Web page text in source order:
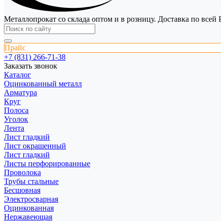
Металлопрокат со склада оптом и в розницу. Доставка по всей
Прайс
+7 (831) 266-71-38
Заказать звонок
Каталог
Оцинкованный металл
Арматура
Круг
Полоса
Уголок
Лента
Лист гладкий
Лист окрашенный
Лист гладкий
Листы перфорированные
Проволока
Трубы стальные
Бесшовная
Электросварная
Оцинкованная
Нержавеющая